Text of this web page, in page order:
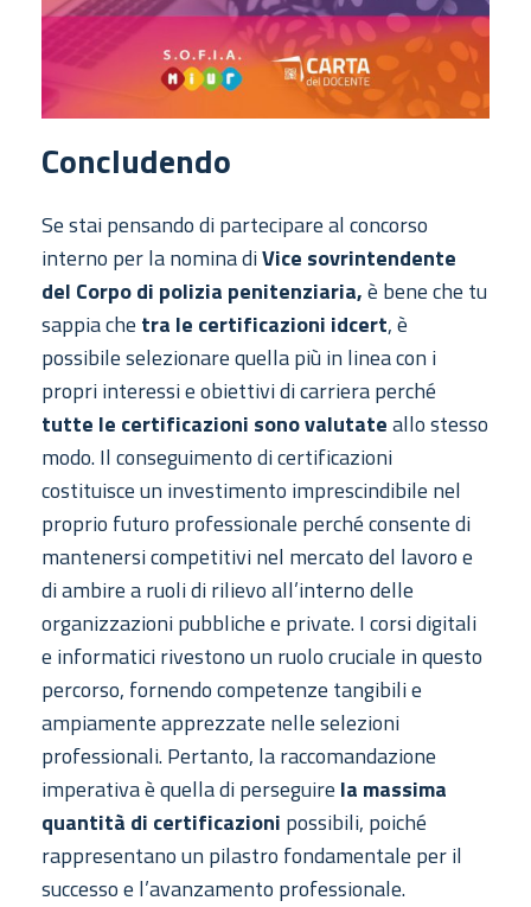
Concludendo
Se stai pensando di partecipare al concorso
interno per la nomina diVice sovrintendente
del Corpo di polizia penitenziaria,è bene che tu
sappia che tra le certificazioni idcert, è
possibile selezionare quella più in linea con i
propri interessi e obiettivi di carriera perché
tutte le certificazioni sono valutateallo stesso
modo. Il conseguimento di certificazioni
costituisce un investimento imprescindibile nel
proprio futuro professionale perché consente di
mantenersi competitivi nel mercato del lavoro e
di ambire a ruoli di rilievo all’interno delle
organizzazioni pubbliche e private. I corsi digitali
e informatici rivestono un ruolo cruciale in questo
percorso, fornendo competenze tangibili e
ampiamente apprezzate nelle selezioni
professionali. Pertanto, la raccomandazione
imperativa è quella di perseguire la massima
quantità di certificazioni possibili, poiché
rappresentano un pilastro fondamentale per il
successo e l’avanzamento professionale.